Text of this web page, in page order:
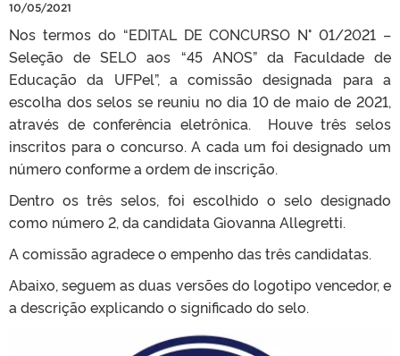
10/05/2021
Nos termos do “EDITAL DE CONCURSO N° 01/2021 –
Seleção de SELO aos “45 ANOS” da Faculdade de
Educação da UFPel”, a comissão designada para a
escolha dos selos se reuniu no dia 10 de maio de 2021,
através de conferência eletrônica. Houve três selos
inscritos para o concurso. A cada um foi designado um
número conforme a ordem de inscrição.
Dentro os três selos, foi escolhido o selo designado
como número 2, da candidata Giovanna Allegretti.
A comissão agradece o empenho das três candidatas.
Abaixo, seguem as duas versões do logotipo vencedor, e
a descrição explicando o significado do selo.